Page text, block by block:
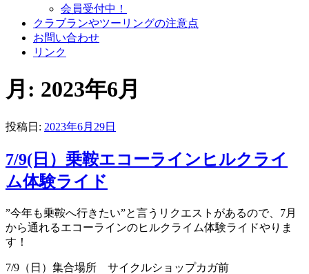
会員受付中！
クラブランやツーリングの注意点
お問い合わせ
リンク
月: 2023年6月
投稿日: 2023年6月29日
7/9(日）乗鞍エコーラインヒルクライ
ム体験ライド
”今年も乗鞍へ行きたい”と言うリクエストがあるので、7月
から通れるエコーラインのヒルクライム体験ライドやりま
す！
7/9（日）集合場所 サイクルショップカガ前